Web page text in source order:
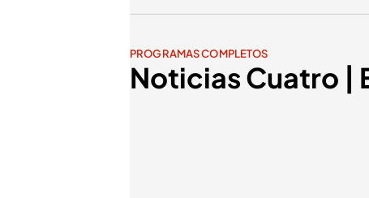
PROGRAMAS COMPLETOS
Noticias Cuatro